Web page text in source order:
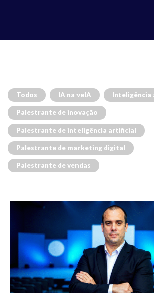
Todos IA na veIA Inteligência
Palestrante de inovação
Palestrante de inteligência artificial
Palestrante de marketing digital
Palestrante de vendas